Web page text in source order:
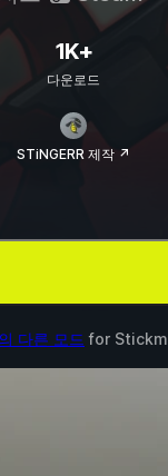
1K+
다운로드
STiNGERR 제작 ↗
다른 모드 for